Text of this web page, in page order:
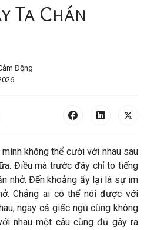
Ta Chán
Động
không thể cười với nhau sau
Điều mà trước đây chỉ to tiếng
nhở. Đến khoảng ấy lại là sự im
Chẳng ai có thể nói được với
ngay cả giấc ngủ cũng không
nhau một câu cũng đủ gây ra